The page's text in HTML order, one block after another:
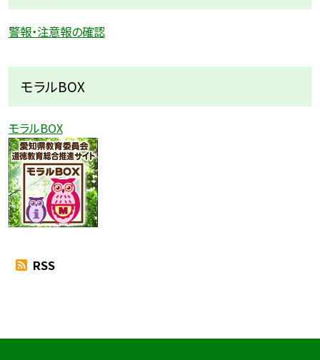
警報・注意報の確認
モラルBOX
モラルBOX
RSS